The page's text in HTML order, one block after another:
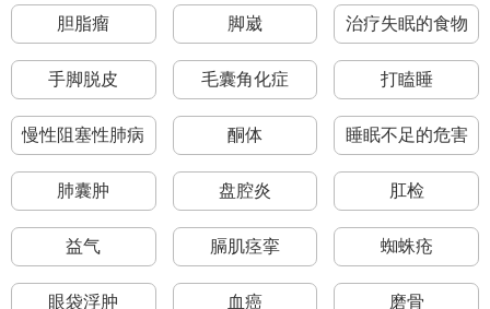
胆脂瘤 脚崴 治疗失眠的食物
手脚脱皮 毛囊角化症 打瞌睡
慢性阻塞性肺病 酮体 睡眠不足的危害
肺囊肿 盘腔炎 肛检
益气 膈肌痉挛 蜘蛛疮
眼袋浮肿 血癌 磨骨